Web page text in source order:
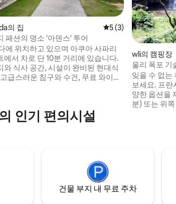
), 후기 35개
의 집 평점 5점(5점 만점),
5 (3)
패션의 명소 '아덴스' 투어
에 위치하고 있으며 아쿠아 사파리
에서 차로 단 10분 거리에 있습니다.
와 식사 공간, 시설이 완비된 현대식
급스러운 침구와 수건, 무료 와이파
을 취하거나 가까운 거리에서 관광
세요. 숙소를 예약하고 오늘
wli의 캠핑장
울리 폭포 기
잊을 수 없는
보세요. 프란
양한 옵션을
분) 또는 위
요금은 하부
인기 편의시설
건물 부지 내 무료 주차